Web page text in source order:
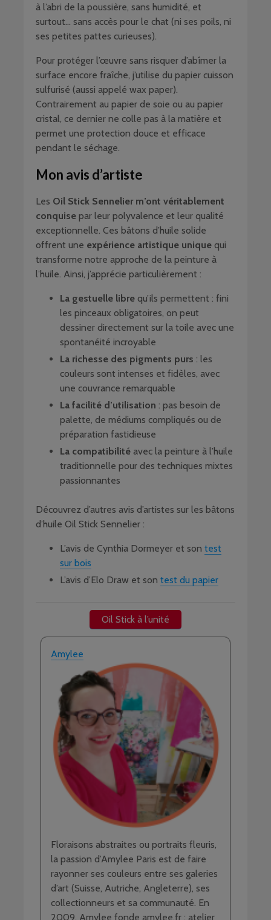
à l’abri de la poussière, sans humidité, et
surtout… sans accès pour le chat (ni ses poils, ni
ses petites pattes curieuses).
Pour protéger l’œuvre sans risquer d’abîmer la
surface encore fraîche, j’utilise du papier cuisson
sulfurisé (aussi appelé wax paper).
Contrairement au papier de soie ou au papier
cristal, ce dernier ne colle pas à la matière et
permet une protection douce et efficace
pendant le séchage.
Mon avis d’artiste
Les Oil Stick Sennelier m’ont véritablement
conquise par leur polyvalence et leur qualité
exceptionnelle. Ces bâtons d’huile solide
offrent une expérience artistique unique qui
transforme notre approche de la peinture à
l’huile. Ainsi, j’apprécie particulièrement :
La gestuelle libre qu’ils permettent : fini
les pinceaux obligatoires, on peut
dessiner directement sur la toile avec une
spontanéité incroyable
La richesse des pigments purs : les
couleurs sont intenses et fidèles, avec
une couvrance remarquable
La facilité d’utilisation : pas besoin de
palette, de médiums compliqués ou de
préparation fastidieuse
La compatibilité avec la peinture à l’huile
traditionnelle pour des techniques mixtes
passionnantes
Découvrez d’autres avis d’artistes sur les bâtons
d’huile Oil Stick Sennelier :
L’avis de Cynthia Dormeyer et son test
sur bois
L’avis d’Elo Draw et son test du papier
Oil Stick à l’unité
Amylee
Floraisons abstraites ou portraits fleuris,
la passion d’Amylee Paris est de faire
rayonner ses couleurs entre ses galeries
d’art (Suisse, Autriche, Angleterre), ses
collectionneurs et sa communauté. En
2009, Amylee fonde amylee.fr : atelier